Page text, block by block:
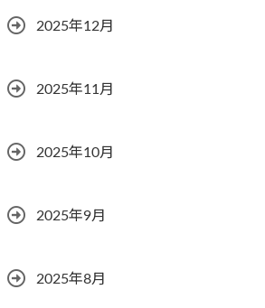
2025年12月
2025年11月
2025年10月
2025年9月
2025年8月